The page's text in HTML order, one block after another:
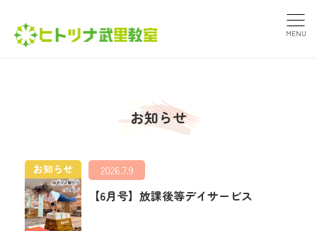
MENU
お知らせ
お知らせ
【6月号】放課後等デイサービス
2026.7.9